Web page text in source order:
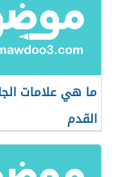
ما هي علامات
القدم